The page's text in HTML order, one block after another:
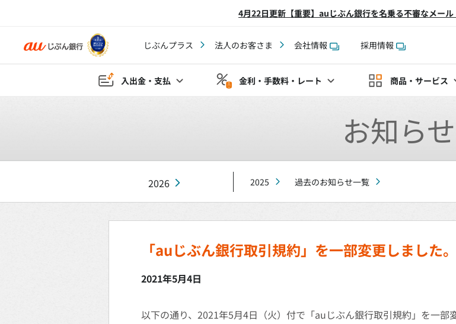
4月22日更新【重要】auじぶん銀行を名乗る不審なメー
じぶんプラス 法人のお客さま 会社情報 採用情報
入出金・支払 金利・手数料・レート 商品・サービス
お知らせ
2026 2025 過去のお知らせ一覧
「auじぶん銀行取引規約」を一部変更しました。
2021年5月4日
以下の通り、2021年5月4日（火）付で「auじぶん銀行取引規約」を一部